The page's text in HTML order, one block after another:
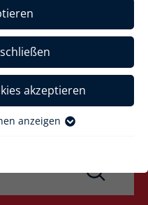
helfen?
akzeptieren
anzeigen